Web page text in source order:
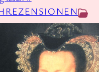
M
a
r
g
a